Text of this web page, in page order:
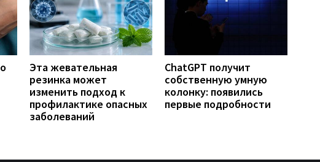
Эта жевательная
резинка может
изменить подход к
профилактике опасных
заболеваний
ChatGPT получит
собственную умную
колонку: появились
первые подробности